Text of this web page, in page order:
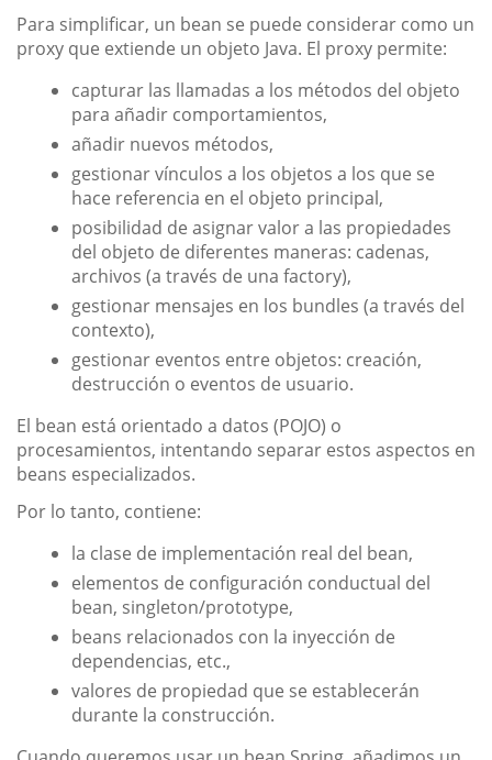
Para simplificar, un bean se puede considerar como un
proxy que extiende un objeto Java. El proxy permite:
capturar las llamadas a los métodos del objeto
para añadir comportamientos,
añadir nuevos métodos,
gestionar vínculos a los objetos a los que se
hace referencia en el objeto principal,
posibilidad de asignar valor a las propiedades
del objeto de diferentes maneras: cadenas,
archivos (a través de una factory),
gestionar mensajes en los bundles (a través del
contexto),
gestionar eventos entre objetos: creación,
destrucción o eventos de usuario.
El bean está orientado a datos (POJO) o
procesamientos, intentando separar estos aspectos en
beans especializados.
Por lo tanto, contiene:
la clase de implementación real del bean,
elementos de configuración conductual del
bean, singleton/prototype,
beans relacionados con la inyección de
dependencias, etc.,
valores de propiedad que se establecerán
durante la construcción.